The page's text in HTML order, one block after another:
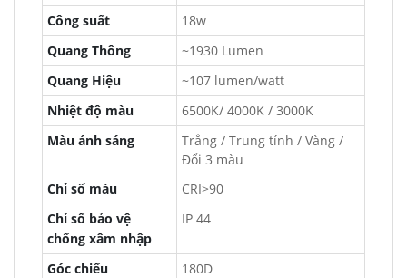
Công suất
18w
Quang Thông
~1930 Lumen
Quang Hiệu
~107 lumen/watt
Nhiệt độ màu
6500K/ 4000K / 3000K
Màu ánh sáng
Trắng / Trung tính / Vàng /
Đổi 3 màu
Chỉ số màu
CRI>90
Chỉ số bảo vệ
chống xâm nhập
IP 44
Góc chiếu
180D